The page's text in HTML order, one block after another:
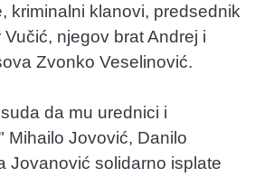
kriminalni klanovi, predsednik
njegov brat Andrej i
Zvonko Veselinović.
da mu urednici i
Mihailo Jovović, Danilo
Jovanović solidarno isplate